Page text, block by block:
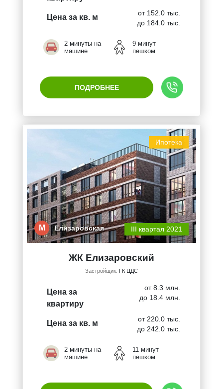
Цена за кв. м
от 152.0 тыс.
до 184.0 тыс.
2 минуты на
машине
9 минут
пешком
ПОДРОБНЕЕ
Ипотека
М Елизаровская III квартал 2021
ЖК Елизаровский
Застройщик: ГК ЦДС
Цена за
квартиру
от 8.3 млн.
до 18.4 млн.
Цена за кв. м
от 220.0 тыс.
до 242.0 тыс.
2 минуты на
машине
11 минут
пешком